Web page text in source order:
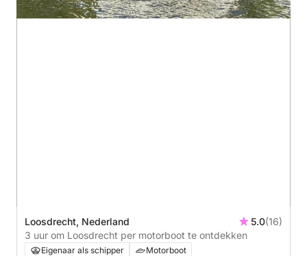
Loosdrecht, Nederland 5.0(16)
3 uur om Loosdrecht per motorboot te ontdekken
Eigenaar als schipper
Motorboot